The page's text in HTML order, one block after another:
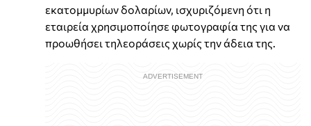
εκατομμυρίων δολαρίων, ισχυριζόμενη ότι η
εταιρεία χρησιμοποίησε φωτογραφία της για να
προωθήσει τηλεοράσεις χωρίς την άδεια της.